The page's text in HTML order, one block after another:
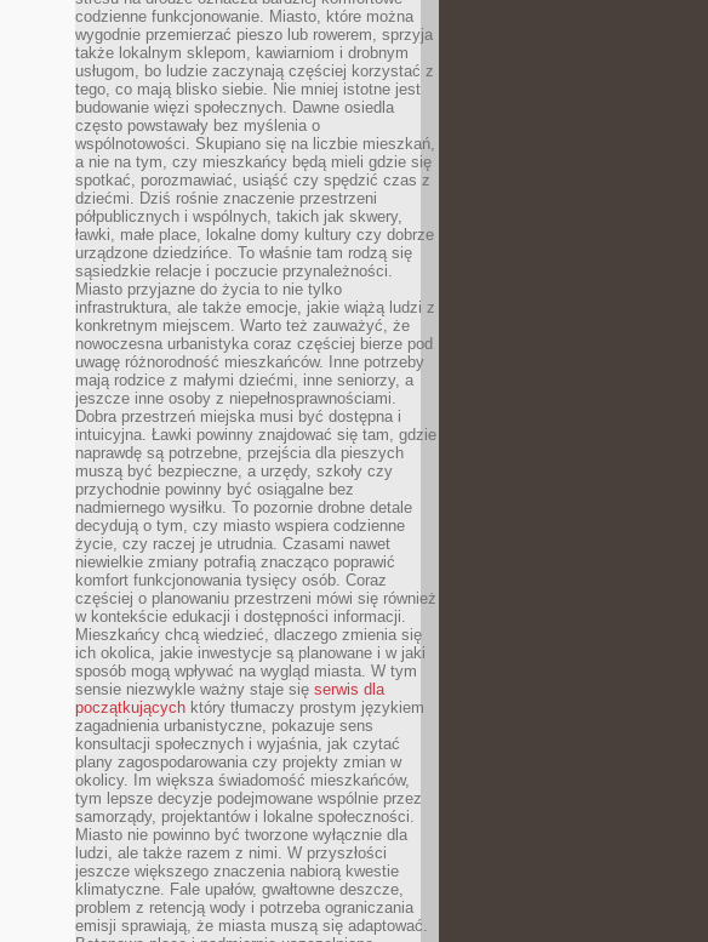
codzienne funkcjonowanie. Miasto, które można
wygodnie przemierzać pieszo lub rowerem, sprzyja
także lokalnym sklepom, kawiarniom i drobnym
usługom, bo ludzie zaczynają częściej korzystać z
tego, co mają blisko siebie. Nie mniej istotne jest
budowanie więzi społecznych. Dawne osiedla
często powstawały bez myślenia o
wspólnotowości. Skupiano się na liczbie mieszkań,
a nie na tym, czy mieszkańcy będą mieli gdzie się
spotkać, porozmawiać, usiąść czy spędzić czas z
dziećmi. Dziś rośnie znaczenie przestrzeni
półpublicznych i wspólnych, takich jak skwery,
ławki, małe place, lokalne domy kultury czy dobrze
urządzone dziedzińce. To właśnie tam rodzą się
sąsiedzkie relacje i poczucie przynależności.
Miasto przyjazne do życia to nie tylko
infrastruktura, ale także emocje, jakie wiążą ludzi z
konkretnym miejscem. Warto też zauważyć, że
nowoczesna urbanistyka coraz częściej bierze pod
uwagę różnorodność mieszkańców. Inne potrzeby
mają rodzice z małymi dziećmi, inne seniorzy, a
jeszcze inne osoby z niepełnosprawnościami.
Dobra przestrzeń miejska musi być dostępna i
intuicyjna. Ławki powinny znajdować się tam, gdzie
naprawdę są potrzebne, przejścia dla pieszych
muszą być bezpieczne, a urzędy, szkoły czy
przychodnie powinny być osiągalne bez
nadmiernego wysiłku. To pozornie drobne detale
decydują o tym, czy miasto wspiera codzienne
życie, czy raczej je utrudnia. Czasami nawet
niewielkie zmiany potrafią znacząco poprawić
komfort funkcjonowania tysięcy osób. Coraz
częściej o planowaniu przestrzeni mówi się również
w kontekście edukacji i dostępności informacji.
Mieszkańcy chcą wiedzieć, dlaczego zmienia się
ich okolica, jakie inwestycje są planowane i w jaki
sposób mogą wpływać na wygląd miasta. W tym
sensie niezwykle ważny staje się serwis dla
początkujących który tłumaczy prostym językiem
zagadnienia urbanistyczne, pokazuje sens
konsultacji społecznych i wyjaśnia, jak czytać
plany zagospodarowania czy projekty zmian w
okolicy. Im większa świadomość mieszkańców,
tym lepsze decyzje podejmowane wspólnie przez
samorządy, projektantów i lokalne społeczności.
Miasto nie powinno być tworzone wyłącznie dla
ludzi, ale także razem z nimi. W przyszłości
jeszcze większego znaczenia nabiorą kwestie
klimatyczne. Fale upałów, gwałtowne deszcze,
problem z retencją wody i potrzeba ograniczania
emisji sprawiają, że miasta muszą się adaptować.